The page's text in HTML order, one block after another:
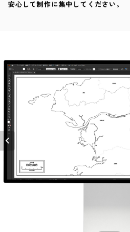
安心して制作に集中してください。